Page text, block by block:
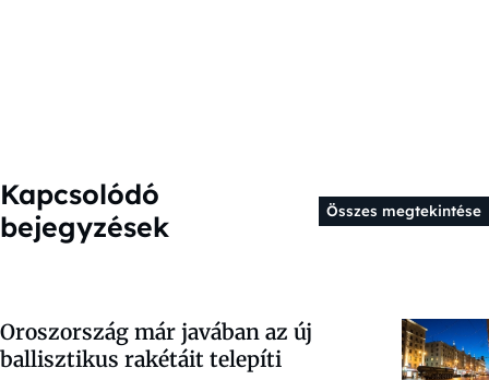
Kapcsolódó
bejegyzések
Összes megtekintése
Oroszország már javában az új
ballisztikus rakétáit telepíti